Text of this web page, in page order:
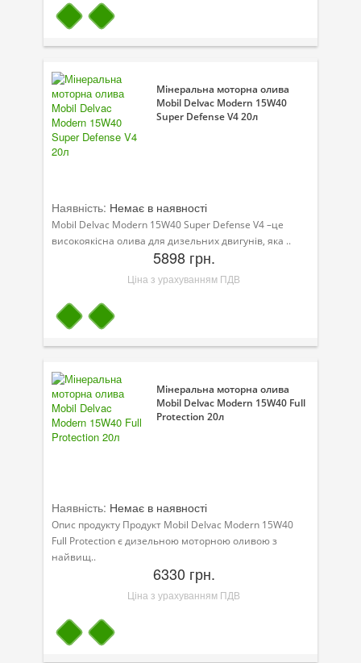
Мінеральна моторна олива
Mobil Delvac Modern 15W40
Super Defense V4 20л
Наявність: Немає в наявності
Mobil Delvac Modern 15W40 Super Defense V4 –це
високоякісна олива для дизельних двигунів, яка ..
5898 грн.
Ціна з урахуванням ПДВ
Мінеральна моторна олива
Mobil Delvac Modern 15W40 Full
Protection 20л
Наявність: Немає в наявності
Опис продукту Продукт Mobil Delvac Modern 15W40
Full Protection є дизельною моторною оливою з
найвищ..
6330 грн.
Ціна з урахуванням ПДВ